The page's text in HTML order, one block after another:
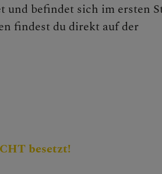
und befindet sich im ersten
findest du direkt auf der
besetzt!